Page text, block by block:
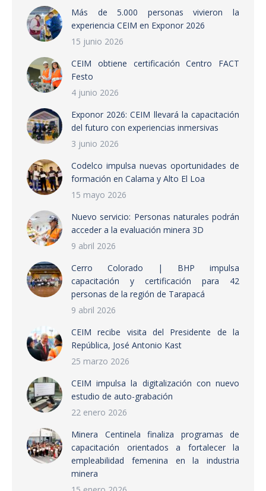
Más de 5.000 personas vivieron la
experiencia CEIM en Exponor 2026
15 junio 2026
CEIM obtiene certificación Centro FACT
Festo
4 junio 2026
Exponor 2026: CEIM llevará la capacitación
del futuro con experiencias inmersivas
3 junio 2026
Codelco impulsa nuevas oportunidades de
formación en Calama y Alto El Loa
15 mayo 2026
Nuevo servicio: Personas naturales podrán
acceder a la evaluación minera 3D
9 abril 2026
Cerro Colorado | BHP impulsa
capacitación y certificación para 42
personas de la región de Tarapacá
9 abril 2026
CEIM recibe visita del Presidente de la
República, José Antonio Kast
25 marzo 2026
CEIM impulsa la digitalización con nuevo
estudio de auto-grabación
22 enero 2026
Minera Centinela finaliza programas de
capacitación orientados a fortalecer la
empleabilidad femenina en la industria
minera